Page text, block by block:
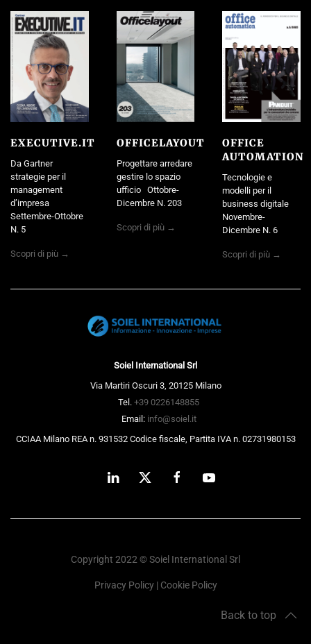
EXECUTIVE.IT
Da Gartner
strategie per il
management
d’impresa
Settembre-Ottobre
N. 5
Scopri di più →
OFFICELAYOUT
Progettare arredare
gestire lo spazio
ufficio Ottobre-
Dicembre N. 203
Scopri di più →
OFFICE
AUTOMATION
Tecnologie e
modelli per il
business digitale
Novembre-
Dicembre N. 6
Scopri di più →
Soiel International Srl
Via Martiri Oscuri 3, 20125 Milano
Tel. +39 0226148855
Email: info@soiel.it
CCIAA Milano REA n. 931532 Codice fiscale, Partita IVA n. 02731980153
Copyright 2022 © Soiel International Srl
Privacy Policy| Cookie Policy
Back to top